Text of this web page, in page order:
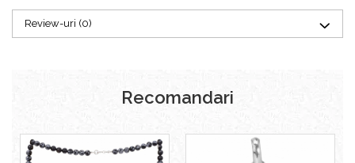
Review-uri (0)
Recomandari